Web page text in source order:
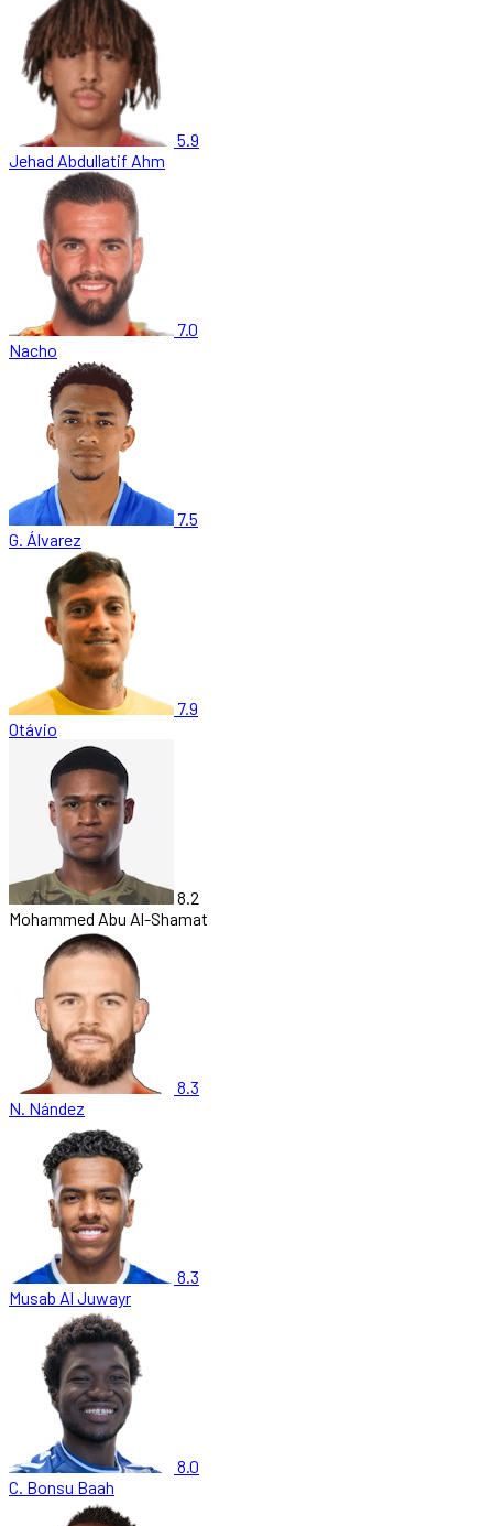
5.9
Jehad Abdullatif Ahm
7.0
Nacho
7.5
G. Álvarez
7.9
Otávio
8.2
Mohammed Abu Al-Shamat
8.3
N. Nández
8.3
Musab Al Juwayr
8.0
C. Bonsu Baah